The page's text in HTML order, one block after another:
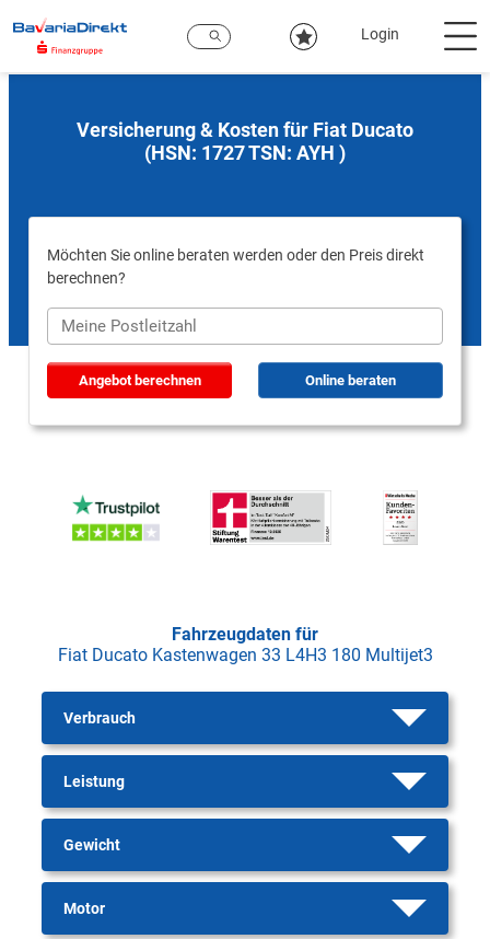
Hauptinhalt
Login
Versicherung & Kosten für Fiat Ducato
(HSN: 1727 TSN: AYH )
Möchten Sie online beraten werden oder den Preis direkt
berechnen?
Angebot berechnen Online beraten
Fahrzeugdaten für
Fiat Ducato Kastenwagen 33 L4H3 180 Multijet3
Verbrauch
Leistung
Gewicht
Motor